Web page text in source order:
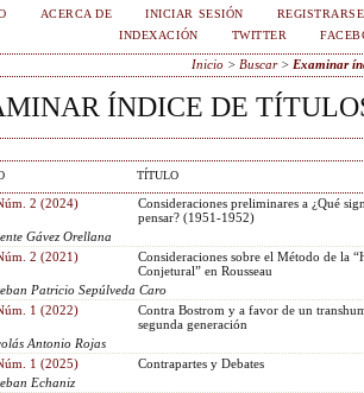
ACERCA DE INICIAR SESIÓN
REGISTRARSE
INDEXACIÓN
TWITTER
Inicio> Buscar> Examinar
ÍNDICE DE
TÍTULO
2 (2024)
Consideraciones preliminares a ¿Qué
pensar? (1951-1952)
Gávez Orellana
2 (2021)
Consideraciones sobre el Método de la
Conjetural” en Rousseau
Patricio Sepúlveda Caro
1 (2022)
Contra Bostrom y a favor de un
segunda generación
Antonio Rojas
1 (2025)
Contrapartes y Debates
Echaniz